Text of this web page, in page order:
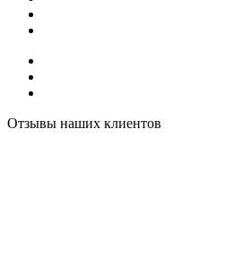
Отзывы наших клиентов